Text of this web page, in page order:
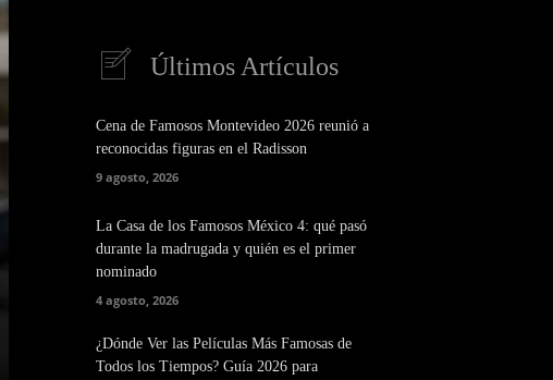
Últimos Artículos
Cena de Famosos Montevideo 2026 reunió a
reconocidas figuras en el Radisson
9 agosto, 2026
La Casa de los Famosos México 4: qué pasó
durante la madrugada y quién es el primer
nominado
4 agosto, 2026
¿Dónde Ver las Películas Más Famosas de
Todos los Tiempos? Guía 2026 para